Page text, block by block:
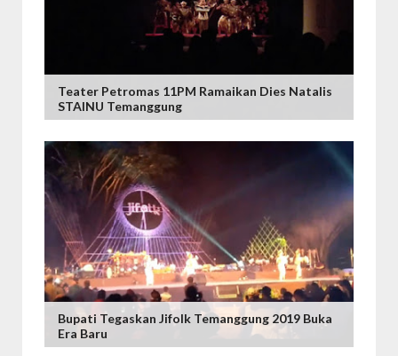
Teater Petromas 11PM Ramaikan Dies Natalis
STAINU Temanggung
Bupati Tegaskan Jifolk Temanggung 2019 Buka
Era Baru